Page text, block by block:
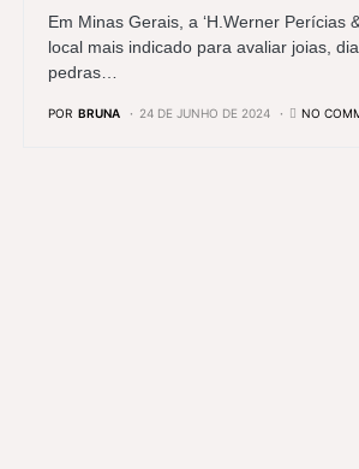
Em Minas Gerais, a ‘H.Werner Perícias
local mais indicado para avaliar joias,
pedras…
POR BRUNA 24 DE JUNHO DE 2024 NO